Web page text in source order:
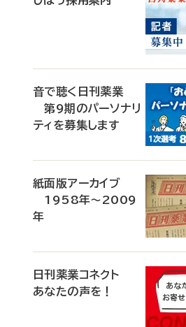
音で聴く日刊薬業
第9期のパーソナリ
ティを募集します
紙面版アーカイブ
1958年～2009
年
日刊薬業コネクト
あなたの声を！